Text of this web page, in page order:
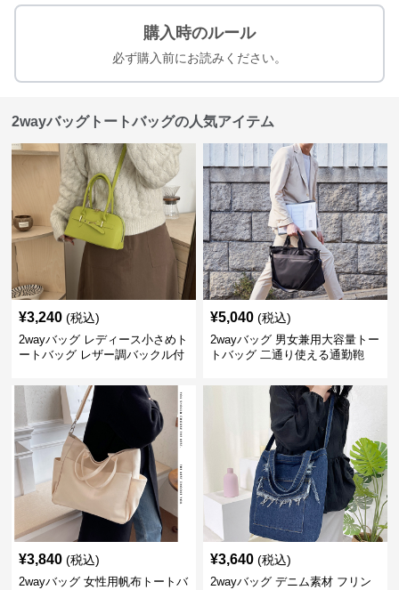
購入時のルール
必ず購入前にお読みください。
2wayバッグトートバッグの人気アイテム
¥3,240 (税込)
2wayバッグ レディース小さめト
ートバッグ レザー調バックル付
¥5,040 (税込)
2wayバッグ 男女兼用大容量トー
トバッグ 二通り使える通勤鞄
¥3,840 (税込)
2wayバッグ 女性用帆布トートバ
¥3,640 (税込)
2wayバッグ デニム素材 フリン